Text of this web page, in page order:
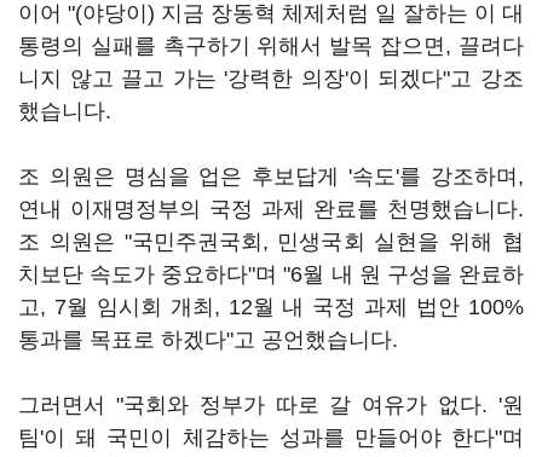
이어 "(야당이) 지금 장동혁 체제처럼 일 잘하는 이 대
통령의 실패를 촉구하기 위해서 발목 잡으면, 끌려다
니지 않고 끌고 가는 '강력한 의장'이 되겠다"고 강조
했습니다.
조 의원은 명심을 업은 후보답게 '속도'를 강조하며,
연내 이재명정부의 국정 과제 완료를 천명했습니다.
조 의원은 "국민주권국회, 민생국회 실현을 위해 협
치보단 속도가 중요하다"며 "6월 내 원 구성을 완료하
고, 7월 임시회 개최, 12월 내 국정 과제 법안 100%
통과를 목표로 하겠다"고 공언했습니다.
그러면서 "국회와 정부가 따로 갈 여유가 없다. '원
팀'이 돼 국민이 체감하는 성과를 만들어야 한다"며